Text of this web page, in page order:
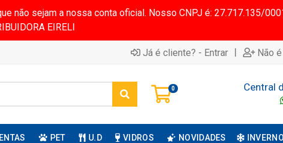
não sejam a nossa conta oficial. Nosso CNPJ é: 27.717.135/
EIRELI
Já é cliente? - Entrar | Não
0 Central
PET U.D VIDROS NOVIDADES INVERNO